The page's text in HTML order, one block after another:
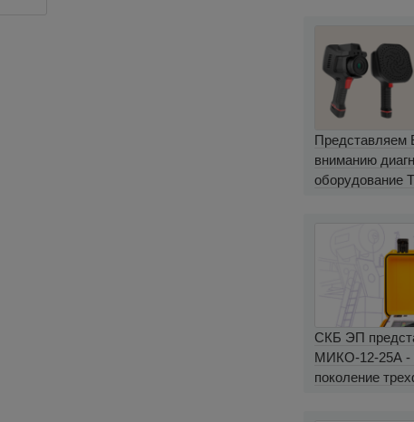
Представляем
вниманию
оборудование
СКБ ЭП
МИКО-12-25А -
поколение